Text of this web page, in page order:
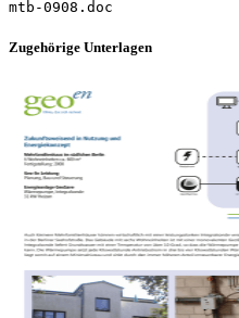
Zugehörige Unterlagen